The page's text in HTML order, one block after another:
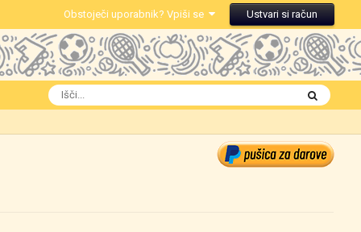
Obstoječi uporabnik? Vpiši se Ustvari si račun